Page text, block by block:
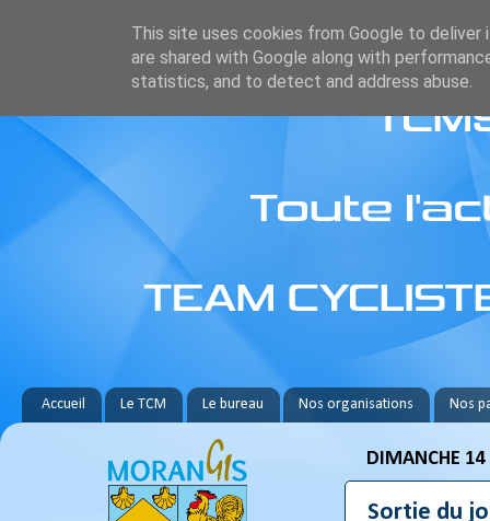
Accueil Le TCM Le bureau Nos organisations Nos
DIMANCHE 14
Sortie du
This site uses cookies from Google to deliver
are shared with Google along with
statistics, and to detect and address abuse.